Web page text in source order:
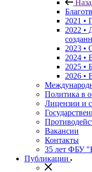
2021 •
2022 •
2023 •
2024 •
2025 •
2026 •
Политика в
Лицензии и
Вакансии
Контакты
35 лет ФБУ
Публикации